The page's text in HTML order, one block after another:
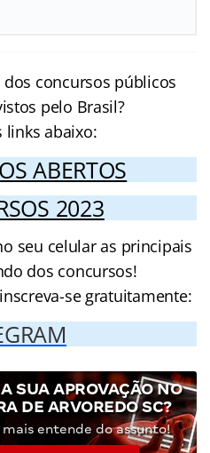
concursos públicos
pelo Brasil?
links abaixo:
ABERTOS
2023
seu celular as principais
dos concursos!
se gratuitamente:
SUA APROVAÇÃO NO
DE ARVOREDO SC?
entende do assunto!